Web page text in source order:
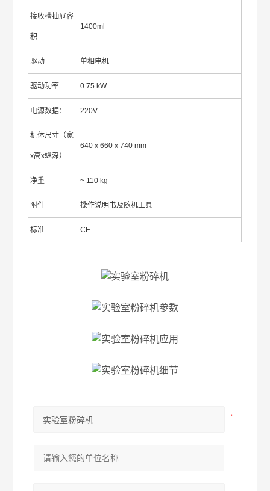
接收槽抽屉容
积
1400ml
驱动 单相电机
驱动功率 0.75 kW
电源数据： 220V
机体尺寸（宽
x高x纵深）
640 x 660 x 740 mm
净重 ~ 110 kg
附件 操作说明书及随机工具
标准 CE